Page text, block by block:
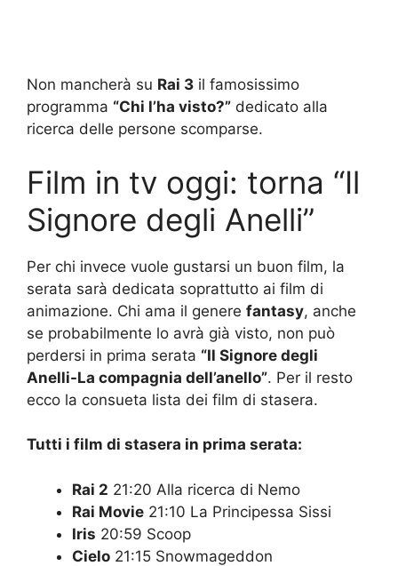
Non mancherà su Rai 3 il famosissimo
programma “Chi l’ha visto?” dedicato alla
ricerca delle persone scomparse.
Film in tv oggi: torna “Il
Signore degli Anelli”
Per chi invece vuole gustarsi un buon film, la
serata sarà dedicata soprattutto ai film di
animazione. Chi ama il genere fantasy, anche
se probabilmente lo avrà già visto, non può
perdersi in prima serata “Il Signore degli
Anelli-La compagnia dell’anello”. Per il resto
ecco la consueta lista dei film di stasera.
Tutti i film di stasera in prima serata:
Rai 2 21:20 Alla ricerca di Nemo
Rai Movie 21:10 La Principessa Sissi
Iris 20:59 Scoop
Cielo 21:15 Snowmageddon